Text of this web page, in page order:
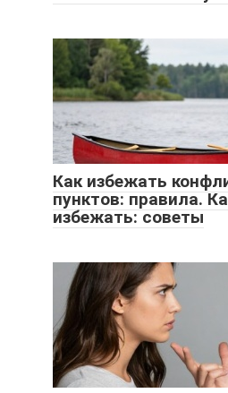
Как избежать
пунктов: правила.
избежать: советы